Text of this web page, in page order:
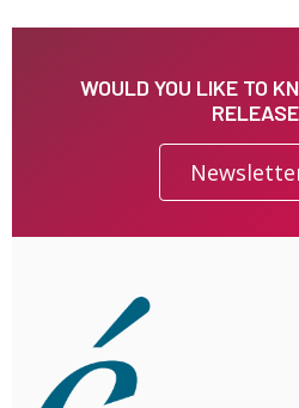
WOULD YOU LIKE TO